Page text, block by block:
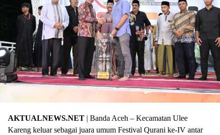
AKTUALNEWS.NET | Banda Aceh – Kecamatan Ulee
Kareng keluar sebagai juara umum Festival Qurani ke-IV antar